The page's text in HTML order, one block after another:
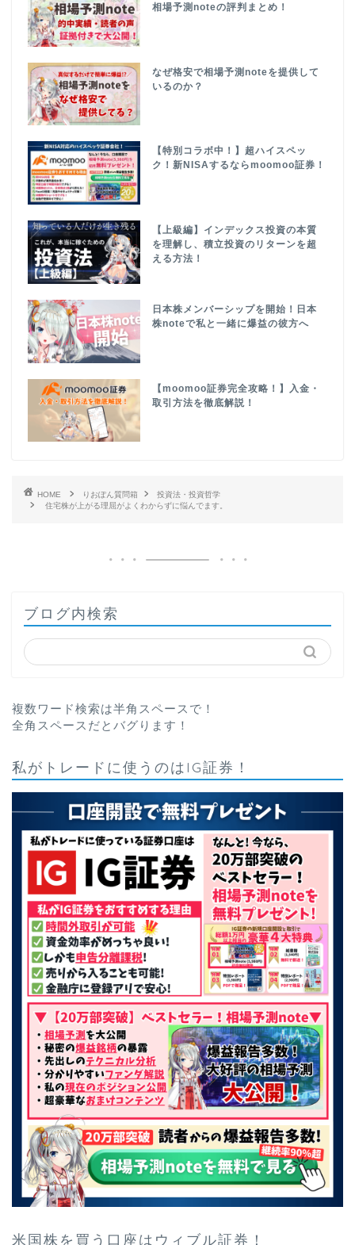
相場予測noteの評判まとめ！
なぜ格安で相場予測noteを提供して
いるのか？
【特別コラボ中！】超ハイスペッ
ク！新NISAするならmoomoo証券！
【上級編】インデックス投資の本質
を理解し、積立投資のリターンを超
える方法！
日本株メンバーシップを開始！日本
株noteで私と一緒に爆益の彼方へ
【moomoo証券完全攻略！】入金・
取引方法を徹底解説！
HOME りおぽん質問箱
投資法・投資哲学
住宅株が上がる理屈がよくわからずに悩んでます。
ブログ内検索
複数ワード検索は半角スペースで！
全角スペースだとバグります！
私がトレードに使うのはIG証券！
米国株を買う口座はウィブル証券！